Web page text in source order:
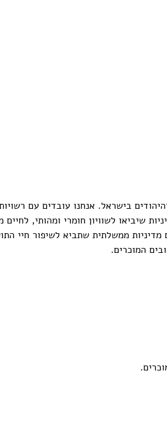
בין האזרחים הערבים והיהודים בישראל. אנחנו עובדים עם
שיביאו לשוויון חומרי ומהותי, לחיים
ממשלתית שתביא לשיפור חיי
המוכרים.